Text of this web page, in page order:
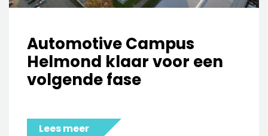
Automotive Campus
Helmond klaar voor een
volgende fase
Lees meer